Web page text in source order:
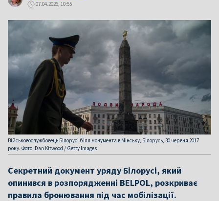
07.04.2026, 10:55
Військовослужбовець Білорусі біля монумента в Мінську, Білорусь, 30 червня 2017
року. Фото: Dan Kitwood / Getty Images
Секретний документ уряду Білорусі, який
опинився в розпорядженні BELPOL, розкриває
правила бронювання під час мобілізації.